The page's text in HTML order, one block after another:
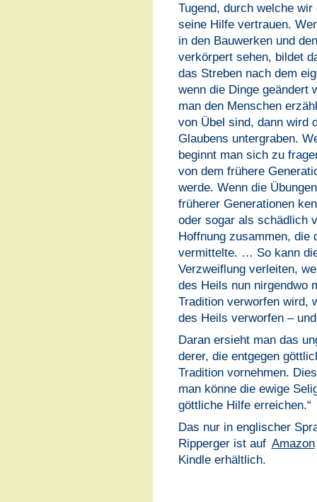
Tugend, durch welche
seine Hilfe vertrauen.
in den Bauwerken und
verkörpert sehen, bildet
das Streben nach dem
wenn die Dinge geändert
man den Menschen
von Übel sind, dann wird
Glaubens untergraben.
beginnt man sich zu
von dem frühere
werde. Wenn die
früherer Generationen
oder sogar als schädlich
Hoffnung zusammen, die
vermittelte. … So kann
Verzweiflung verleiten,
des Heils nun nirgendwo
Tradition verworfen wird,
des Heils verworfen –
Daran ersieht man das
derer, die entgegen
Tradition vornehmen.
man könne die ewige
göttliche Hilfe erreichen.“
Das nur in englischer
Ripperger ist auf Amazon
Kindle erhältlich.